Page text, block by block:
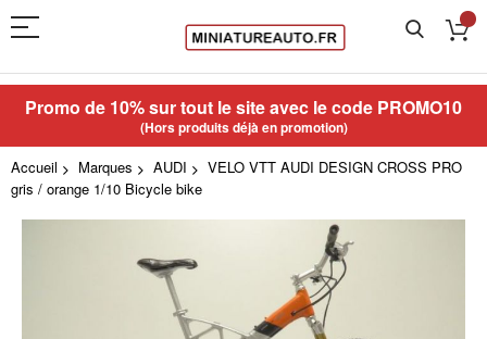
Promo de 10% sur tout le site avec le code PROMO10
(Hors produits déjà en promotion)
Accueil Marques AUDI
VELO VTT AUDI DESIGN CROSS PRO
gris / orange 1/10 Bicycle bike